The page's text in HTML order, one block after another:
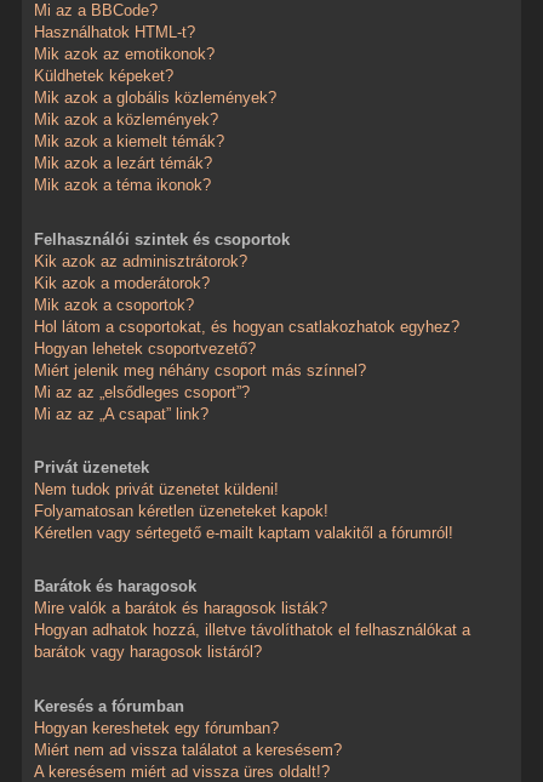
Mi az a BBCode?
Használhatok HTML-t?
Mik azok az emotikonok?
Küldhetek képeket?
Mik azok a globális közlemények?
Mik azok a közlemények?
Mik azok a kiemelt témák?
Mik azok a lezárt témák?
Mik azok a téma ikonok?
Felhasználói szintek és csoportok
Kik azok az adminisztrátorok?
Kik azok a moderátorok?
Mik azok a csoportok?
Hol látom a csoportokat, és hogyan csatlakozhatok egyhez?
Hogyan lehetek csoportvezető?
Miért jelenik meg néhány csoport más színnel?
Mi az az „elsődleges csoport”?
Mi az az „A csapat” link?
Privát üzenetek
Nem tudok privát üzenetet küldeni!
Folyamatosan kéretlen üzeneteket kapok!
Kéretlen vagy sértegető e-mailt kaptam valakitől a fórumról!
Barátok és haragosok
Mire valók a barátok és haragosok listák?
Hogyan adhatok hozzá, illetve távolíthatok el felhasználókat a
barátok vagy haragosok listáról?
Keresés a fórumban
Hogyan kereshetek egy fórumban?
Miért nem ad vissza találatot a keresésem?
A keresésem miért ad vissza üres oldalt!?